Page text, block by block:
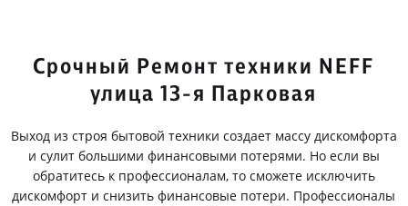
Срочный Ремонт техники NEFF
улица 13-я Парковая
Выход из строя бытовой техники создает массу дискомфорта
и сулит большими финансовыми потерями. Но если вы
обратитесь к профессионалам, то сможете исключить
дискомфорт и снизить финансовые потери. Профессионалы